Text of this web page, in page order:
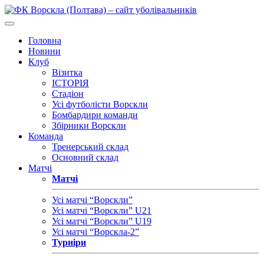
Головна
Новини
Клуб
Візитка
ІСТОРІЯ
Стадіон
Усі футболісти Ворскли
Бомбардири команди
Збірники Ворскли
Команда
Тренерський склад
Основний склад
Матчі
Матчі
Усі матчі “Ворскли”
Усі матчі “Ворскли” U21
Усі матчі “Ворскли” U19
Усі матчі “Ворскла-2”
Турніри